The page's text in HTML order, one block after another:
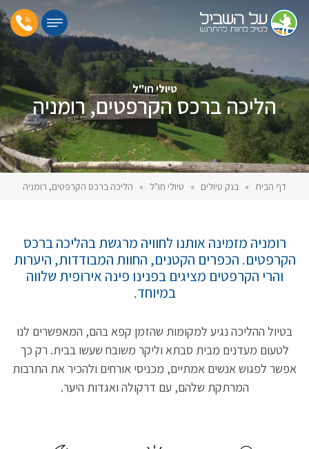
טיולי חו"ל
הליכה ברכס הקרפטים, רומניה
דף הבית » בנק טיולים » טיולי חו"ל » הליכה ברכס הקרפטים, רומניה
רומניה מזמינה אותנו לחוויה מרגשת בהליכה ברכס
הקרפטים. הכפרים הקטנים, החוות המבודדות, היערות
והרי הקרפטים מציגים בפנינו פינה אירופית שלווה
במיוחד.
בטיול ההליכה נגיע למקומות שהזמן קפא בהם, המאפשרים לנו
לטעום מעדנים מבית סבתא וליקר משובח שעשו בבית. רק כך
אפשר לפגוש אנשים אמתיים, מכניסי אורחים ולהכיר את התרבות
המרתקת שלהם, עם דרקולה ואגדות היער.